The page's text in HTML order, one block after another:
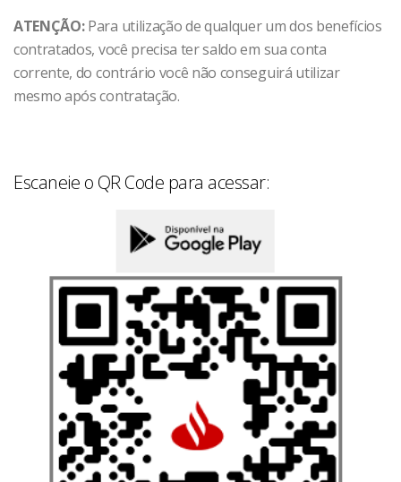
ATENÇÃO:Para utilização de qualquer um dos benefícios
contratados, você precisa ter saldo em sua conta
corrente, do contrário você não conseguirá utilizar
mesmo após contratação.
Escaneie o QR Code para acessar: